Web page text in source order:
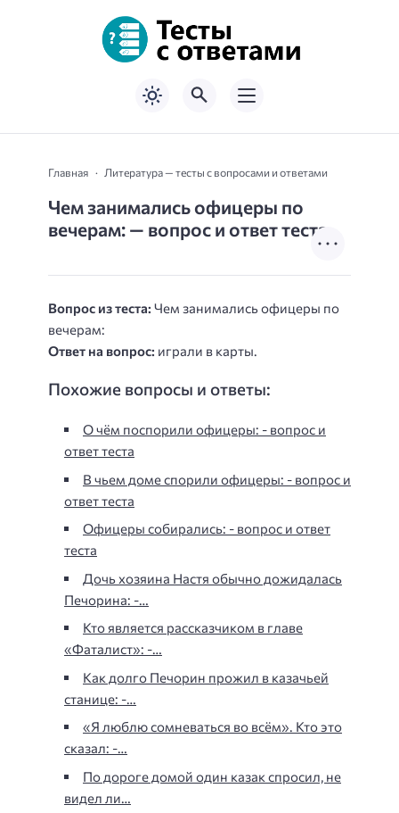
Главная Литература — тесты с вопросами и ответами
Чем занимались офицеры по
вечерам: — вопрос и ответ теста
Вопрос из теста: Чем занимались офицеры по
вечерам:
Ответ на вопрос: играли в карты.
Похожие вопросы и ответы:
О чём поспорили офицеры: - вопрос и
ответ теста
В чьем доме спорили офицеры: - вопрос и
ответ теста
Офицеры собирались: - вопрос и ответ
теста
Дочь хозяина Настя обычно дожидалась
Печорина: -…
Кто является рассказчиком в главе
«Фаталист»: -…
Как долго Печорин прожил в казачьей
станице: -…
«Я люблю сомневаться во всём». Кто это
сказал: -…
По дороге домой один казак спросил, не
видел ли…